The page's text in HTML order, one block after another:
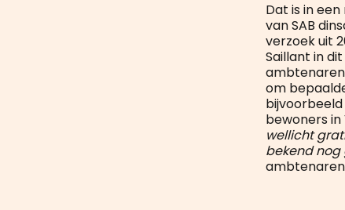
Dat is in
van SAB
verzoek uit
Saillant in
om
bewoners in
wellicht
bekend
ambtenaren